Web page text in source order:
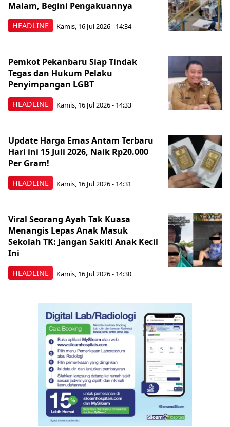
HEADLINE
Malam, Begini Pengakuannya
Kamis, 16 Jul 2026 - 14:34
HEADLINE
Pemkot Pekanbaru Siap Tindak
Tegas dan Hukum Pelaku
Penyimpangan LGBT
Kamis, 16 Jul 2026 - 14:33
HEADLINE
Update Harga Emas Antam Terbaru
Hari ini 15 Juli 2026, Naik Rp20.000
Per Gram!
Kamis, 16 Jul 2026 - 14:31
HEADLINE
Viral Seorang Ayah Tak Kuasa
Menangis Lepas Anak Masuk
Sekolah TK: Jangan Sakiti Anak Kecil
Ini
Kamis, 16 Jul 2026 - 14:30